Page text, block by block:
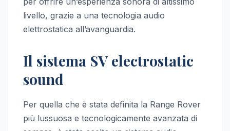
livello, grazie a una tecnologia audio
elettrostatica all’avanguardia.
Il sistema SV electrostatic
sound
Per quella che è stata definita la Range Rover
più lussuosa e tecnologicamente avanzata di